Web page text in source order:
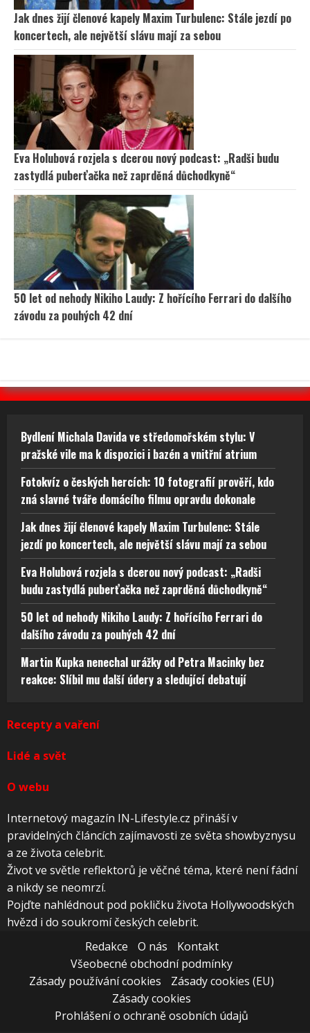
Jak dnes žijí členové kapely Maxim Turbulenc: Stále jezdí po
koncertech, ale největší slávu mají za sebou
Eva Holubová rozjela s dcerou nový podcast: „Radši budu
zastydlá puberťačka než zaprděná důchodkyně“
50 let od nehody Nikiho Laudy: Z hořícího Ferrari do dalšího
závodu za pouhých 42 dní
Bydlení Michala Davida ve středomořském stylu: V
pražské vile ma k dispozici i bazén a vnitřní atrium
Fotokvíz o českých hercích: 10 fotografií prověří, kdo
zná slavné tváře domácího filmu opravdu dokonale
Jak dnes žijí členové kapely Maxim Turbulenc: Stále
jezdí po koncertech, ale největší slávu mají za sebou
Eva Holubová rozjela s dcerou nový podcast: „Radši
budu zastydlá puberťačka než zaprděná důchodkyně“
50 let od nehody Nikiho Laudy: Z hořícího Ferrari do
dalšího závodu za pouhých 42 dní
Martin Kupka nenechal urážky od Petra Macinky bez
reakce: Slíbil mu další údery a sledující debatují
Recepty a vaření
Lidé a svět
O webu
Internetový magazín IN-Lifestyle.cz přináší v
pravidelných článcích zajímavosti ze světa showbyznysu
a ze života celebrit.
Život ve světle reflektorů je věčné téma, které není fádní
a nikdy se neomrzí.
Pojďte nahlédnout pod pokličku života Hollywoodských
hvězd i do soukromí českých celebrit.
Redakce
O nás
Kontakt
Všeobecné obchodní podmínky
Zásady používání cookies
Zásady cookies (EU)
Zásady cookies
Prohlášení o ochraně osobních údajů